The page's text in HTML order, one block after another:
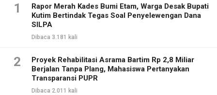
1
Rapor Merah Kades Bumi Etam, Warga Desak Bupati
Kutim Bertindak Tegas Soal Penyelewengan Dana
SILPA
Dibaca 3.181 kali
2
Proyek Rehabilitasi Asrama Bartim Rp 2,8 Miliar
Berjalan Tanpa Plang, Mahasiswa Pertanyakan
Transparansi PUPR
Dibaca 2.011 kali